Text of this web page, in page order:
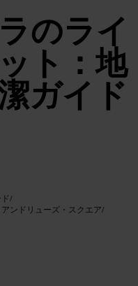
のライ
ト：地
ガイド
/
ンドリューズ・スクエア/